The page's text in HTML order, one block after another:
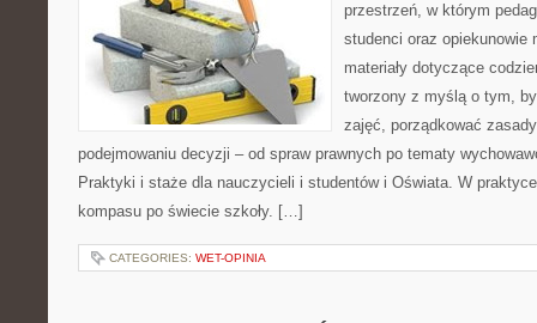
przestrzeń, w którym
studenci oraz opiekunowie
materiały dotyczące
tworzony z myślą o tym,
zajęć, porządkować
podejmowaniu decyzji – od spraw prawnych po tematy
Praktyki i staże dla nauczycieli i studentów i Oświata. W
kompasu po świecie szkoły. […]
CATEGORIES: WET-OPINIA